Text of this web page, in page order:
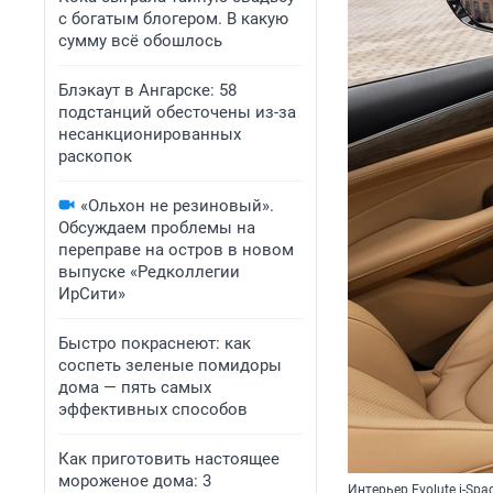
с богатым блогером. В какую
сумму всё обошлось
Блэкаут в Ангарске: 58
подстанций обесточены из-за
несанкционированных
раскопок
«Ольхон не резиновый».
Обсуждаем проблемы на
переправе на остров в новом
выпуске «Редколлегии
ИрСити»
Быстро покраснеют: как
соспеть зеленые помидоры
дома — пять самых
эффективных способов
Как приготовить настоящее
мороженое дома: 3
Интерьер Evolute i-